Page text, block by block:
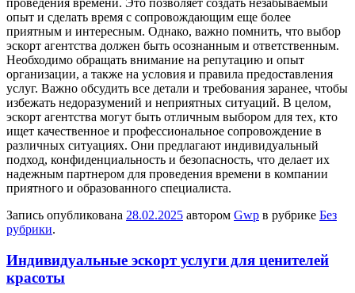
проведения времени. Это позволяет создать незабываемый
опыт и сделать время с сопровождающим еще более
приятным и интересным. Однако, важно помнить, что выбор
эскорт агентства должен быть осознанным и ответственным.
Необходимо обращать внимание на репутацию и опыт
организации, а также на условия и правила предоставления
услуг. Важно обсудить все детали и требования заранее, чтобы
избежать недоразумений и неприятных ситуаций. В целом,
эскорт агентства могут быть отличным выбором для тех, кто
ищет качественное и профессиональное сопровождение в
различных ситуациях. Они предлагают индивидуальный
подход, конфиденциальность и безопасность, что делает их
надежным партнером для проведения времени в компании
приятного и образованного специалиста.
Запись опубликована 28.02.2025 автором Gwp в рубрике Без
рубрики.
Индивидуальные эскорт услуги для ценителей
красоты